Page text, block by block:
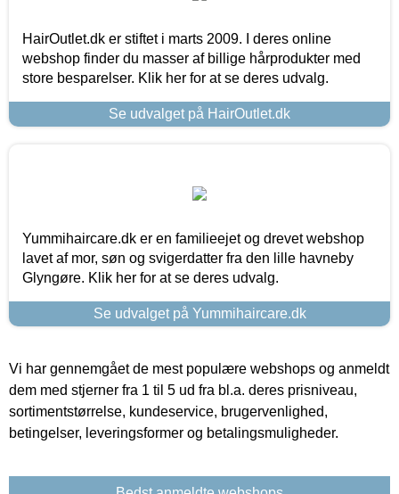
HairOutlet.dk er stiftet i marts 2009. I deres online
webshop finder du masser af billige hårprodukter med
store besparelser. Klik her for at se deres udvalg.
Se udvalget på HairOutlet.dk
Yummihaircare.dk er en familieejet og drevet webshop
lavet af mor, søn og svigerdatter fra den lille havneby
Glyngøre. Klik her for at se deres udvalg.
Se udvalget på Yummihaircare.dk
Vi har gennemgået de mest populære webshops og anmeldt
dem med stjerner fra 1 til 5 ud fra bl.a. deres prisniveau,
sortimentstørrelse, kundeservice, brugervenlighed,
betingelser, leveringsformer og betalingsmuligheder.